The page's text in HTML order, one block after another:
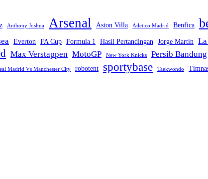
Anthony Joshua Arsenal Aston Villa Atletico Madrid Benfica
Everton FA Cup Formula 1 Hasil Pertandingan Jorge Martin
Max Verstappen MotoGP New York Knicks Persib Bandung
Madrid Vs Manchester City robotent sportybase Taekwondo